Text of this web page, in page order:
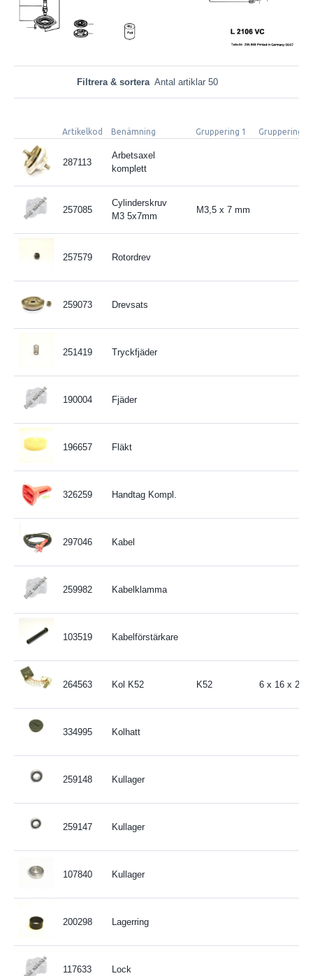
Filtrera & sortera Antal artiklar 50
Artikelkod Benämning Gruppering 1 Gruppering 2
287113
Arbetsaxel
komplett
257085
Cylinderskruv
M3 5x7mm
M3,5 x 7 mm
257579 Rotordrev
259073 Drevsats
251419 Tryckfjäder
190004 Fjäder
196657 Fläkt
326259 Handtag Kompl.
297046 Kabel
259982 Kabelklamma
103519 Kabelförstärkare
264563 Kol K52 K52 6 x 16 x 20
334995 Kolhatt
259148 Kullager
259147 Kullager
107840 Kullager
200298 Lagerring
117633 Lock